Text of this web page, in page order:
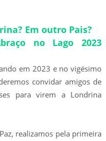
Em outro Pais?
no Lago 2023
em 2023 e no vigésimo
convidar amigos de
para virem a Londrina
realizamos pela primeira